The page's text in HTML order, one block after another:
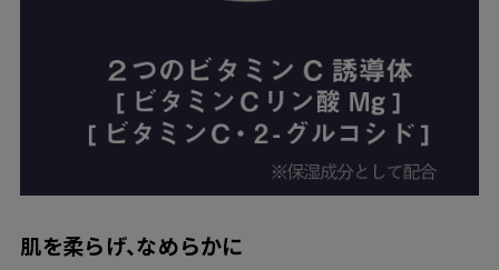
肌を柔らげ、なめらかに